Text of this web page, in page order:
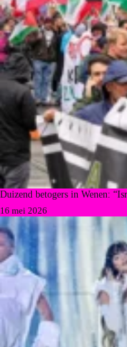
Duizend betogers in Wenen:
16 mei 2026